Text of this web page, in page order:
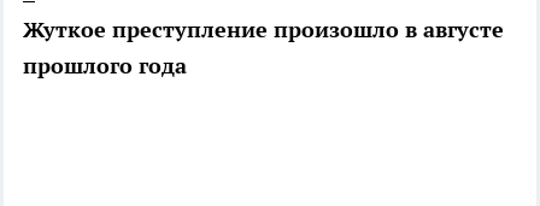
Жуткое преступление произошло в августе
прошлого года